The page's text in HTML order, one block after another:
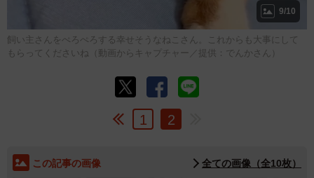
9/10
飼い主さんをぺろぺろする幸せそうなねこさん。これからも大事にして
もらってくださいね（動画からキャプチャー／提供：でんかさん）
1 2
この記事の画像 全ての画像（全10枚）